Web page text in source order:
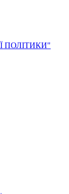
ПОЛІТИКИ"